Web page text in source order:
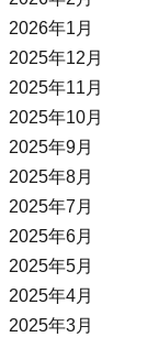
2026年1月
2025年12月
2025年11月
2025年10月
2025年9月
2025年8月
2025年7月
2025年6月
2025年5月
2025年4月
2025年3月